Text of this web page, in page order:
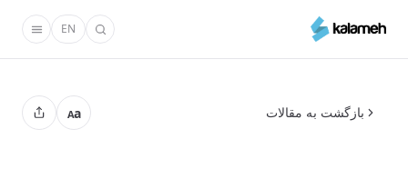
محتوای
EN
بازگشت به مقالات Aa